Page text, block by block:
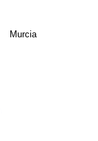
Murcia